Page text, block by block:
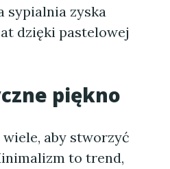
sypialnia zyska
dzięki pastelowej
piękno
aby stworzyć
to trend,